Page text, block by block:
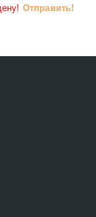
Отправить!